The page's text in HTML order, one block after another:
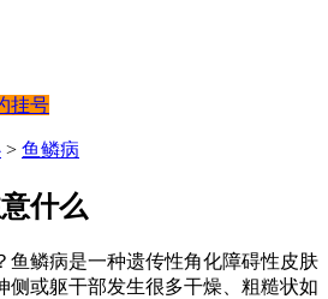
挂号
> 鱼鳞病
什么
鱼鳞病是一种遗传性角化障碍性皮肤
侧或躯干部发生很多干燥、粗糙状如